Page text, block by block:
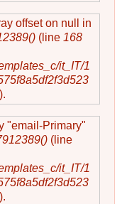
offset on null in
(line 168
it_IT/1
).
"email-Primary"
(line
it_IT/1
).